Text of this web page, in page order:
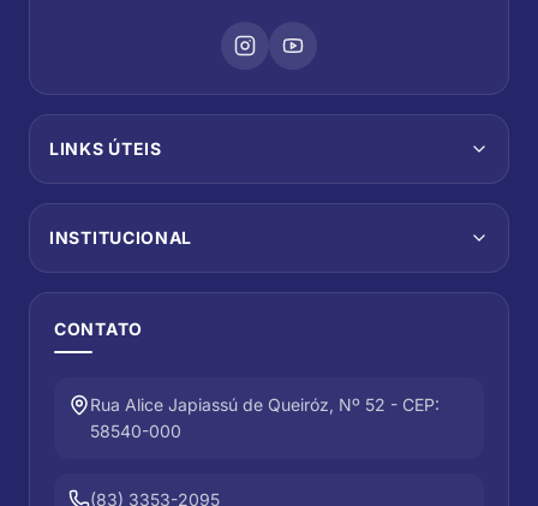
LINKS ÚTEIS
INSTITUCIONAL
CONTATO
Rua Alice Japiassú de Queiróz, Nº 52 - CEP:
58540-000
(83) 3353-2095